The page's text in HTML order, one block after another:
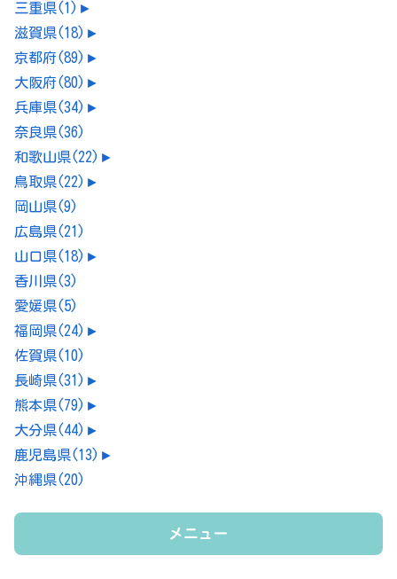
三重県(1) ►
滋賀県(18) ►
京都府(89) ►
大阪府(80) ►
兵庫県(34) ►
奈良県(36)
和歌山県(22) ►
鳥取県(22) ►
岡山県(9)
広島県(21)
山口県(18) ►
香川県(3)
愛媛県(5)
福岡県(24) ►
佐賀県(10)
長崎県(31) ►
熊本県(79) ►
大分県(44) ►
鹿児島県(13) ►
沖縄県(20)
メニュー